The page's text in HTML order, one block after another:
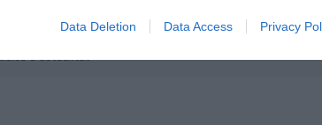
Data Deletion Data Access Privacy
preferida de Google de forma
d'actualitat